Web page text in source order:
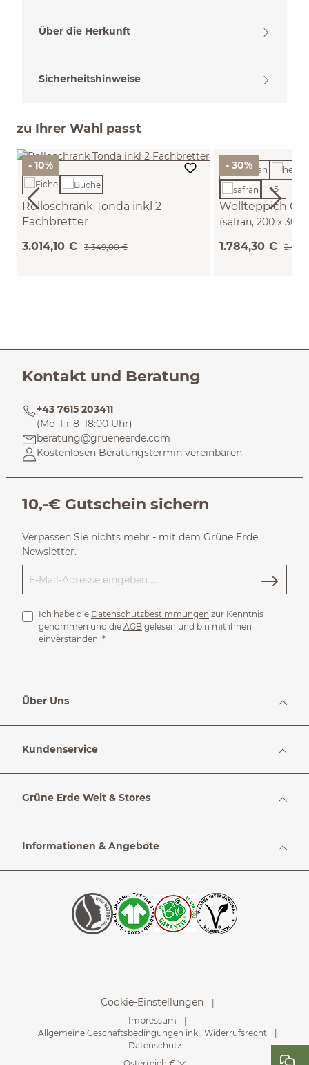
Über die Herkunft
Sicherheitshinweise
zu Ihrer Wahl passt
- 10%
Rolloschrank Tonda inkl 2
Fachbretter
3.014,10 € 3.349,00 €
- 30%
Wollteppich
(safran, 200 x 300
+5
1.784,30 €
Kontakt und Beratung
+43 7615 203411
(Mo–Fr 8–18:00 Uhr)
beratung@grueneerde.com
Kostenlosen Beratungstermin vereinbaren
10,-€ Gutschein sichern
Verpassen Sie nichts mehr - mit dem Grüne Erde
Newsletter.
Ich habe die Datenschutzbestimmungen zur Kenntnis
genommen und die AGB gelesen und bin mit ihnen
einverstanden. *
Über Uns
Kundenservice
Grüne Erde Welt & Stores
Informationen & Angebote
Cookie-Einstellungen
Impressum
Allgemeine Geschäftsbedingungen inkl. Widerrufsrecht
Datenschutz